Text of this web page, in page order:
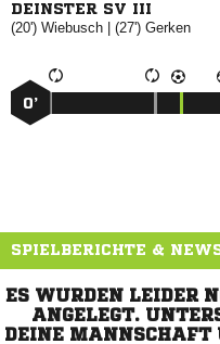
DEINSTER SV III
(20')  | (27') 
0’
SPIELBERICHTE &
ES WURDEN LEIDER
ANGELEGT.
DEINE MANNSCHAFT